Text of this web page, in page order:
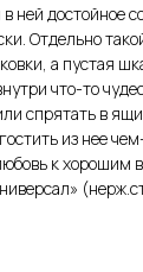
ней достойное
Отдельно
а пустая
что-то
спрятать в
из нее
к хорошим